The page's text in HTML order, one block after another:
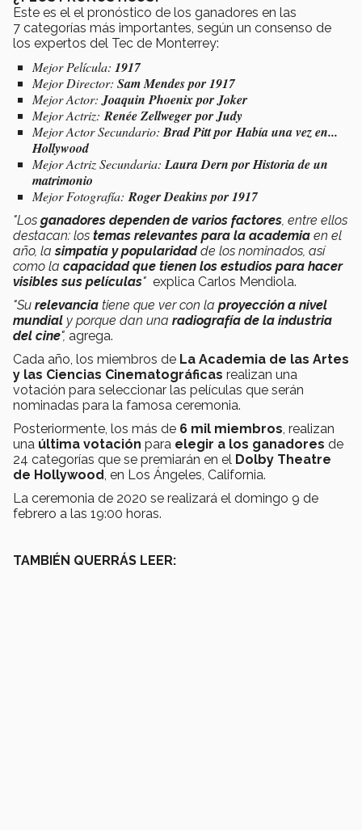
Este es el el pronóstico de los ganadores en las
7 categorías más importantes, según un consenso de
los expertos del Tec de Monterrey:
Mejor Película: 1917
Mejor Director: Sam Mendes por 1917
Mejor Actor: Joaquin Phoenix por Joker
Mejor Actriz: Renée Zellweger por Judy
Mejor Actor Secundario: Brad Pitt por Había una vez en...
Hollywood
Mejor Actriz Secundaria: Laura Dern por Historia de un
matrimonio
Mejor Fotografía: Roger Deakins por 1917
"Los ganadores dependen de varios factores, entre ellos
destacan: los temas relevantes para la academia en el
año, lasimpatía y popularidadde los nominados, así
como la capacidad que tienen los estudios para hacer
visibles sus películas" explica Carlos Mendiola.
"Su relevancia tiene que ver con la proyección a nivel
mundial y porque dan una radiografía de la industria
del cine", agrega.
Cada año, los miembros de La Academia de las Artes
y las Ciencias Cinematográficas realizan una
votación para seleccionar las películas que serán
nominadas para la famosa ceremonia.
Posteriormente, los más de 6 mil miembros, realizan
una última votación para elegir a los ganadores de
24 categorías que se premiarán en el Dolby Theatre
de Hollywood, en Los Ángeles, California.
La ceremonia de 2020 se realizará el domingo 9 de
febrero a las 19:00 horas.
TAMBIÉN QUERRÁS LEER: